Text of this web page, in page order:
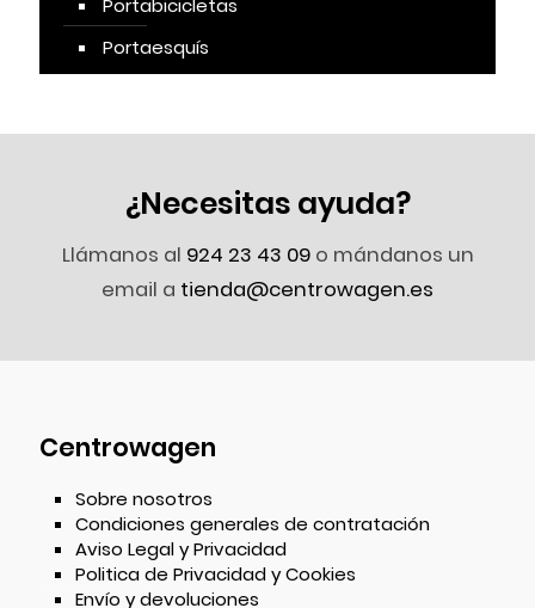
Portabicicletas
Portaesquís
¿Necesitas ayuda?
Llámanos al 924 23 43 09o mándanos un
email a tienda@centrowagen.es
Centrowagen
Sobre nosotros
Condiciones generales de contratación
Aviso Legal y Privacidad
Politica de Privacidad y Cookies
Envío y devoluciones